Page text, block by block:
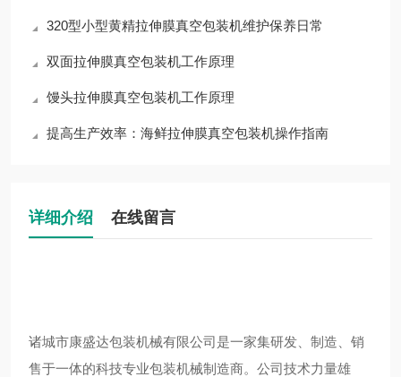
320型小型黄精拉伸膜真空包装机维护保养日常
双面拉伸膜真空包装机工作原理
馒头拉伸膜真空包装机工作原理
提高生产效率：海鲜拉伸膜真空包装机操作指南
详细介绍 在线留言
诸城市康盛达包装机械有限公司是一家集研发、制造、销
售于一体的科技专业包装机械制造商。公司技术力量雄